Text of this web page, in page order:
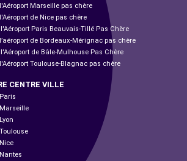
Marseille pas chère
de Nice pas chère
Paris Beauvais-Tillé Pas Chère
de Bordeaux-Mérignac pas chère
de Bâle-Mulhouse Pas Chère
Toulouse-Blagnac pas chère
CENTRE VILLE